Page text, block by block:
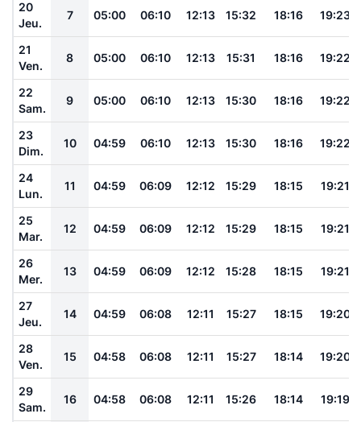
20
Jeu.
7 05:00 06:10 12:13 15:32 18:16 19:23
21
Ven.
8 05:00 06:10 12:13 15:31 18:16 19:22
22
Sam.
9 05:00 06:10 12:13 15:30 18:16 19:22
23
Dim.
10 04:59 06:10 12:13 15:30 18:16 19:22
24
Lun.
11 04:59 06:09 12:12 15:29 18:15 19:21
25
Mar.
12 04:59 06:09 12:12 15:29 18:15 19:21
26
Mer.
13 04:59 06:09 12:12 15:28 18:15 19:21
27
Jeu.
14 04:59 06:08 12:11 15:27 18:15 19:20
28
Ven.
15 04:58 06:08 12:11 15:27 18:14 19:20
29
Sam.
16 04:58 06:08 12:11 15:26 18:14 19:19